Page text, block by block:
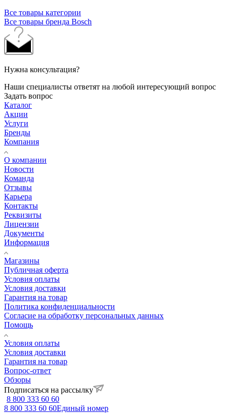
Все товары категории
Все товары бренда Bosch
Нужна консультация?
Наши специалисты ответят на любой интересующий вопрос
Задать вопрос
Каталог
Акции
Услуги
Бренды
Компания
О компании
Новости
Команда
Отзывы
Карьера
Контакты
Реквизиты
Лицензии
Документы
Информация
Магазины
Публичная оферта
Условия оплаты
Условия доставки
Гарантия на товар
Политика конфиденциальности
Согласие на обработку персональных данных
Помощь
Условия оплаты
Условия доставки
Гарантия на товар
Вопрос-ответ
Обзоры
Подписаться на рассылку
8 800 333 60 60
8 800 333 60 60Единый номер